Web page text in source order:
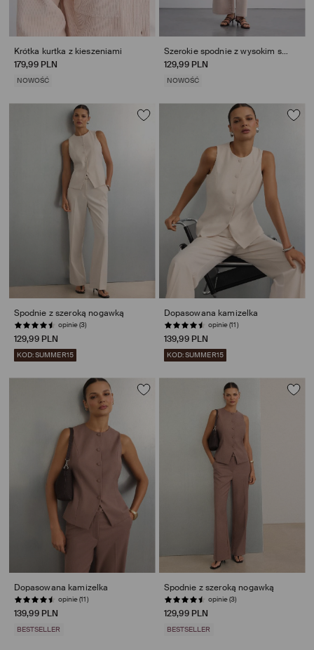
Krótka kurtka z kieszeniami
179,99 PLN
NOWOŚĆ
Szerokie spodnie z wysokim stanem
129,99 PLN
NOWOŚĆ
Spodnie z szeroką nogawką
opinie (3)
129,99 PLN
KOD: SUMMER15
Dopasowana kamizelka
opinie (11)
139,99 PLN
KOD: SUMMER15
Dopasowana kamizelka
opinie (11)
139,99 PLN
BESTSELLER
Spodnie z szeroką nogawką
opinie (3)
129,99 PLN
BESTSELLER